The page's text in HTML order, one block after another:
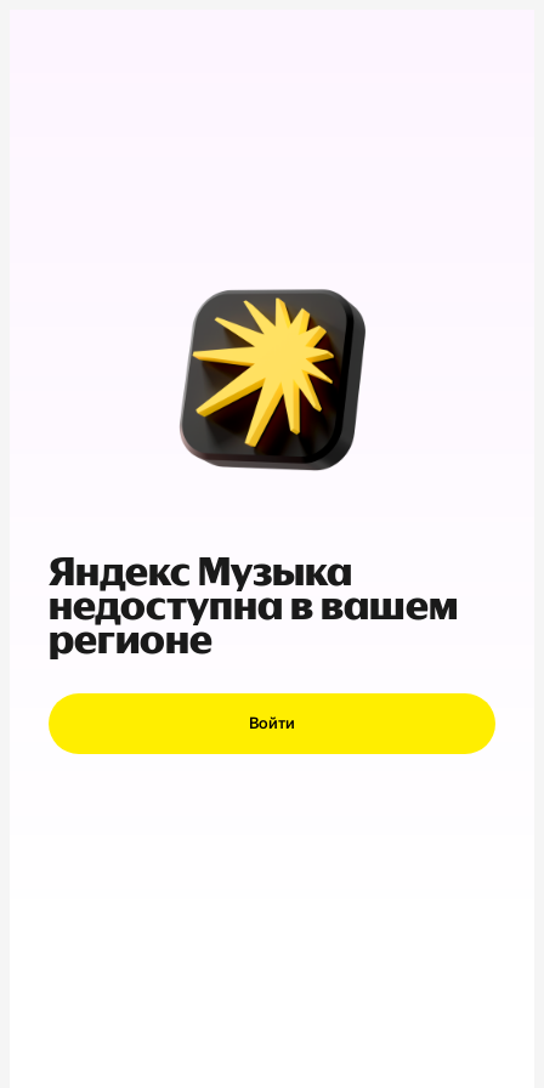
Яндекс Музыка
недоступна в вашем
регионе
Войти